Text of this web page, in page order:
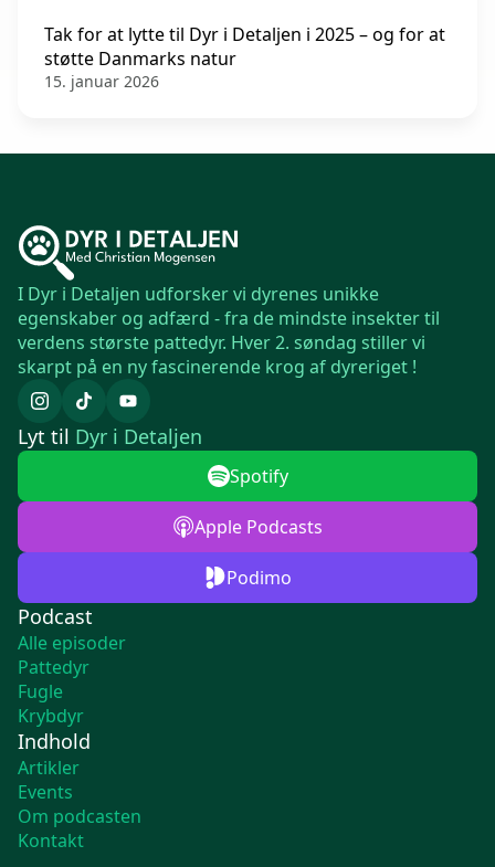
Tak for at lytte til Dyr i Detaljen i 2025 – og for at
støtte Danmarks natur
15. januar 2026
I Dyr i Detaljen udforsker vi dyrenes unikke
egenskaber og adfærd - fra de mindste insekter til
verdens største pattedyr. Hver 2. søndag stiller vi
skarpt på en ny fascinerende krog af dyreriget !
Podcast
Alle episoder
Pattedyr
Fugle
Krybdyr
Indhold
Artikler
Events
Om podcasten
Kontakt
Lyt til Dyr i Detaljen
Spotify
Apple Podcasts
Podimo